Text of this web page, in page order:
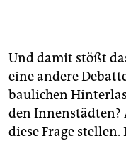
Und damit stößt
eine andere
baulichen
den Innenstädten?
diese Frage